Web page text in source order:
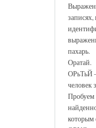
пахарь.
Оратай.
ОРьТьЙ
человек
Пробуем
которым